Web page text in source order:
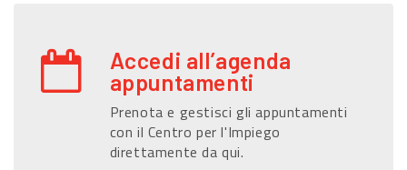
Accedi all’agenda
appuntamenti
Prenota e gestisci gli appuntamenti
con il Centro per l'Impiego
direttamente da qui.